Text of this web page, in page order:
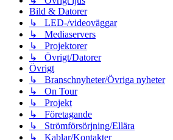
Bild & Datorer
↳ LED-/videoväggar
↳ Mediaservers
↳ Projektorer
↳ Övrigt/Datorer
Övrigt
↳ Branschnyheter/Övriga nyheter
↳ On Tour
↳ Projekt
↳ Företagande
↳ Strömförsörjning/Ellära
↳ Kablar/Kontakter